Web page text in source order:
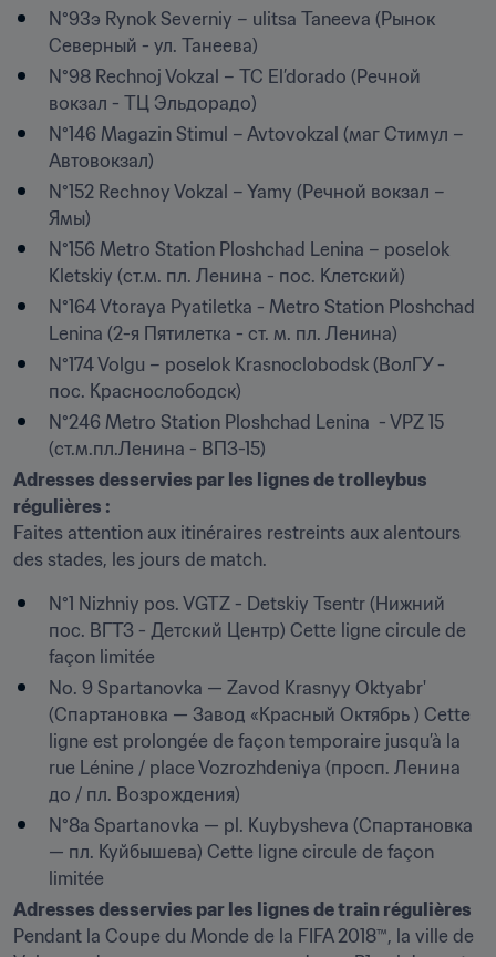
N°93э Rynok Severniy – ulitsa Taneeva (Рынок
Северный - ул. Танеева)
N°98 Rechnoj Vokzal – TC El’dorado (Речной
вокзал - ТЦ Эльдорадо)
N°146 Magazin Stimul – Avtovokzal (маг Стимул –
Автовокзал)
N°152 Rechnoy Vokzal – Yamy (Речной вокзал –
Ямы)
N°156 Metro Station Ploshchad Lenina – poselok
Kletskiy (ст.м. пл. Ленина - пос. Клетский)
N°164 Vtoraya Pyatiletka - Metro Station Ploshchad
Lenina (2-я Пятилетка - ст. м. пл. Ленина)
N°174 Volgu – poselok Krasnoclobodsk (ВолГУ -
пос. Краснослободск)
N°246 Metro Station Ploshchad Lenina  - VPZ 15
(ст.м.пл.Ленина - ВПЗ-15)
Adresses desservies par les lignes de trolleybus
régulières :
Faites attention aux itinéraires restreints aux alentours
des stades, les jours de match.
N°1 Nizhniy pos. VGTZ - Detskiy Tsentr (Нижний
пос. ВГТЗ - Детский Центр) Cette ligne circule de
façon limitée
No. 9 Spartanovka — Zavod Krasnyy Oktyabr'
(Спартановка — Завод «Красный Октябрь ) Cette
ligne est prolongée de façon temporaire jusqu’à la
rue Lénine / place Vozrozhdeniya (просп. Ленина
до / пл. Возрождения)
N°8a Spartanovka — pl. Kuybysheva (Спартановка
— пл. Куйбышева) Cette ligne circule de façon
limitée
Adresses desservies par les lignes de train régulières
Pendant la Coupe du Monde de la FIFA 2018™, la ville de